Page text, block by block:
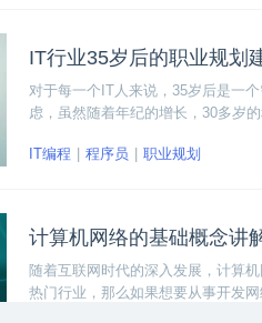
IT行业35岁后的职业规划
对于每一个IT人来说，35岁后是一
虑，虽然随着年纪的增长，30多岁
IT编程
程序员 职业规划
计算机网络的基础概念讲
随着互联网时代的深入发展，计算
热门行业，那么如果想要从事开发